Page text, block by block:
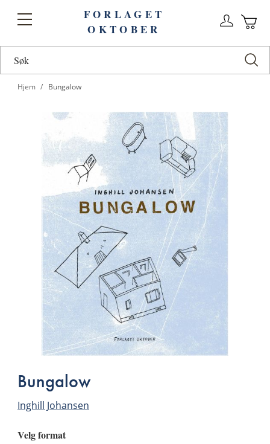
Toggle
FORLAGET
OKTOBER
Hjem Bungalow
Bungalow
Inghill Johansen
Velg format